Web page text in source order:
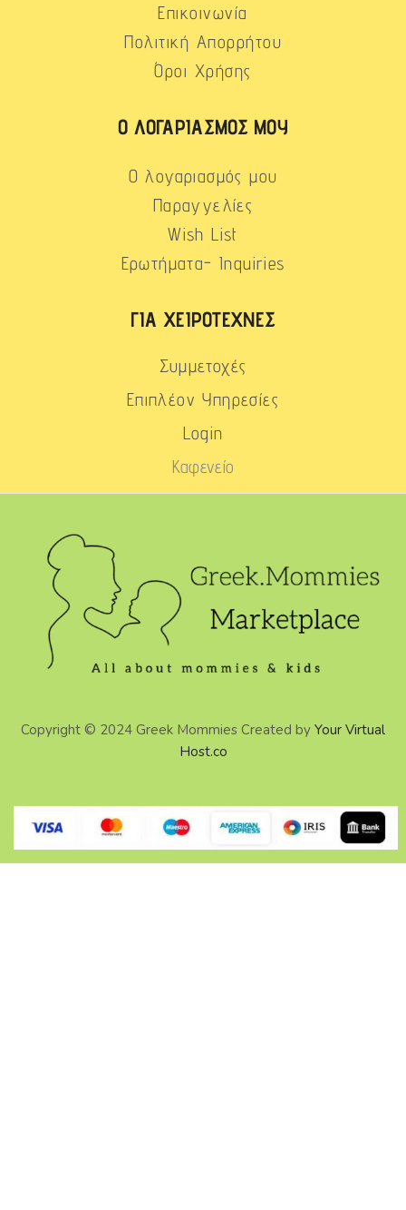
Επικοινωνία
Πολιτική Απορρήτου
Όροι Χρήσης
Ο ΛΟΓΑΡΙΑΣΜΌΣ ΜΟΥ
Ο λογαριασμός μου
Παραγγελίες
Wish List
Ερωτήματα- Inquiries
ΓΙΑ ΧΕΙΡΟΤΈΧΝΕΣ
Συμμετοχές
Επιπλέον Υπηρεσίες
Login
Καφενείο
Copyright © 2024 Greek Mommies Created by Your Virtual
Host.co